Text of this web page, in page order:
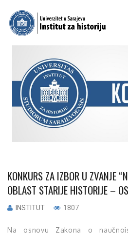
KONKURS ZA IZBOR U ZVANJE
OBLAST STARIJE HISTORIJE –
INSTITUT 1807
Na osnovu Zakona o